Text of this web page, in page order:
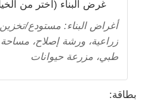
غرض البناء (اختر من
أغراض البناء: مستودع/
زراعية، ورشة إصلاح،
طبي، مزرعة حيوانات
بطاقة: